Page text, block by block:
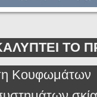
ΤΟ
Κουφωμάτων